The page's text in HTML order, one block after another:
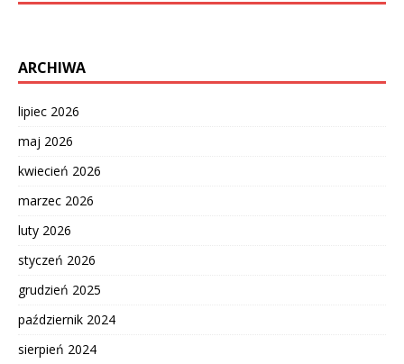
ARCHIWA
lipiec 2026
maj 2026
kwiecień 2026
marzec 2026
luty 2026
styczeń 2026
grudzień 2025
październik 2024
sierpień 2024